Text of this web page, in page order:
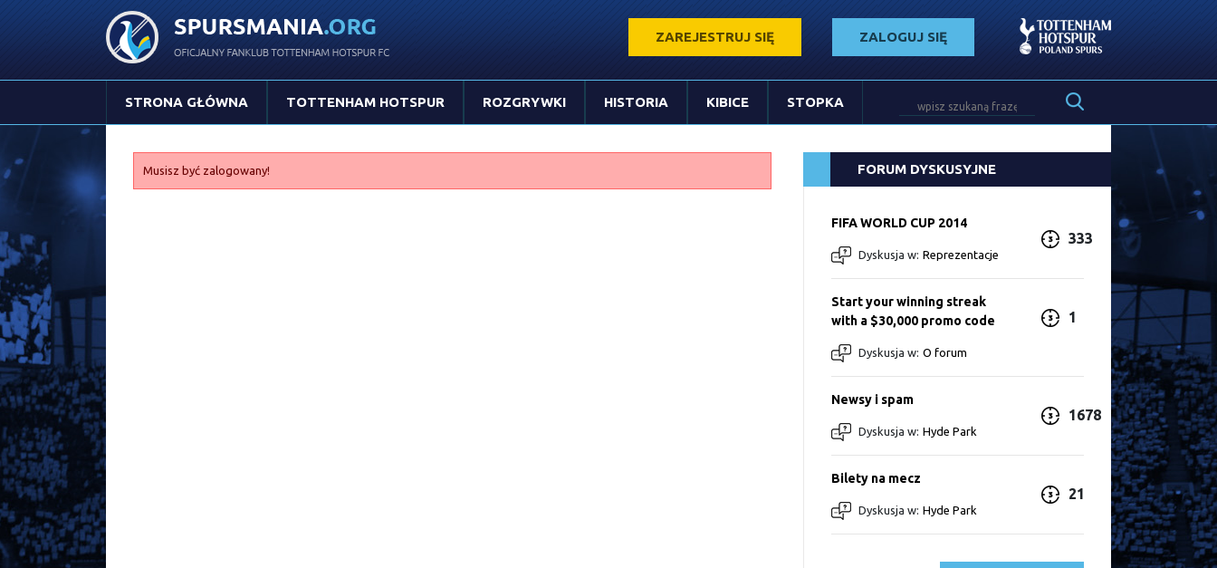
ZAREJESTRUJ SIĘ ZALOGUJ SIĘ
STRONA GŁÓWNA TOTTENHAM HOTSPUR ROZGRYWKI HISTORIA KIBICE STOPKA
Musisz być zalogowany! FORUM DYSKUSYJNE
FIFA WORLD CUP 2014
Dyskusja w: Reprezentacje
333
Start your winning streak
with a $30,000 promo code
Dyskusja w: O forum
1
Newsy i spam
Dyskusja w: Hyde Park
1678
Bilety na mecz
Dyskusja w: Hyde Park
21